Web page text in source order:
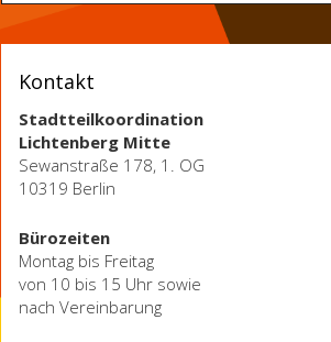
Kontakt
Stadtteilkoordination
Lichtenberg Mitte
Sewanstraße 178, 1. OG
10319 Berlin
Bürozeiten
Montag bis Freitag
von 10 bis 15 Uhr sowie
nach Vereinbarung